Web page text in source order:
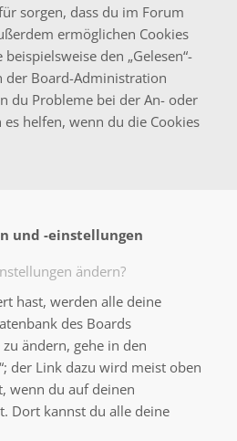
sorgen, dass du im Forum
ermöglichen Cookies
den „Gelesen“-
der Board-Administration
du Probleme bei der An- oder
helfen, wenn du die Cookies
und -einstellungen
ändern?
hast, werden alle deine
des Boards
ändern, gehe in den
der Link dazu wird meist oben
wenn du auf deinen
Dort kannst du alle deine